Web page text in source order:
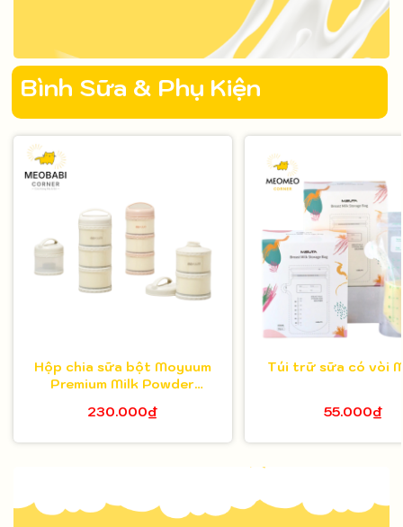
Bình Sữa & Phụ Kiện
Hộp chia sữa bột Moyuum
Premium Milk Powder
230.000₫
Túi trữ sữa có vòi
55.000₫